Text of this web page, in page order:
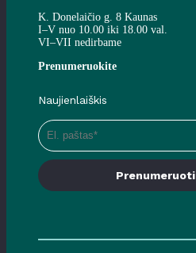
K. Donelaičio g. 8 Kaunas
I–V nuo 10.00 iki 18.00 val.
VI–VII nedirbame
Prenumeruokite
Naujienlaiškis
Prenumeruoti